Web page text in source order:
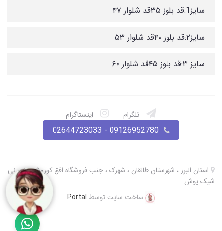
سایز1:قد بلوز ۳۵قد شلوار ۴۷
سایز۲:قد بلوز ۴۰قد شلوار ۵۳
سایز ۳:قد بلوز ۴۵قد شلوار ۶۰
تلگرام اینستاگرام
09126952780 - 02644723033
ساخت سایت توسط Portal
استان البرز ، شهرستان طالقان ، شهرک ، جنب فروشگاه افق کوروش ، نی نی
شیک پوش